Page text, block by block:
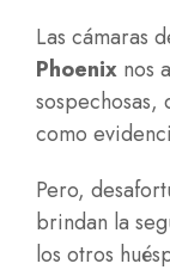
Las cámaras
Phoenix nos
sospechosas,
como
Pero,
brindan la
los otros